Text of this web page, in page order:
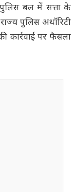
बल में सत्ता के
पुलिस अथॉरिटी
कार्रवाई पर फैसला